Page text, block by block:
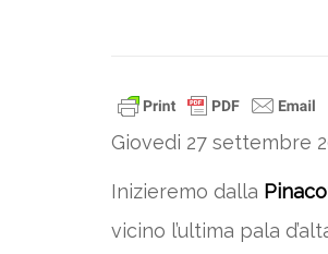
Giovedi 27 settembre
Inizieremo dalla
vicino l’ultima pala